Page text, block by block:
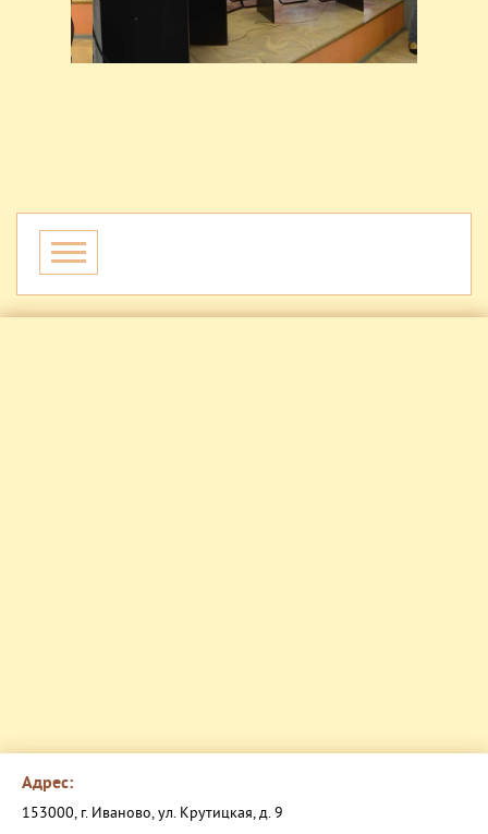
Адрес:
153000, г. Иваново, ул. Крутицкая, д. 9